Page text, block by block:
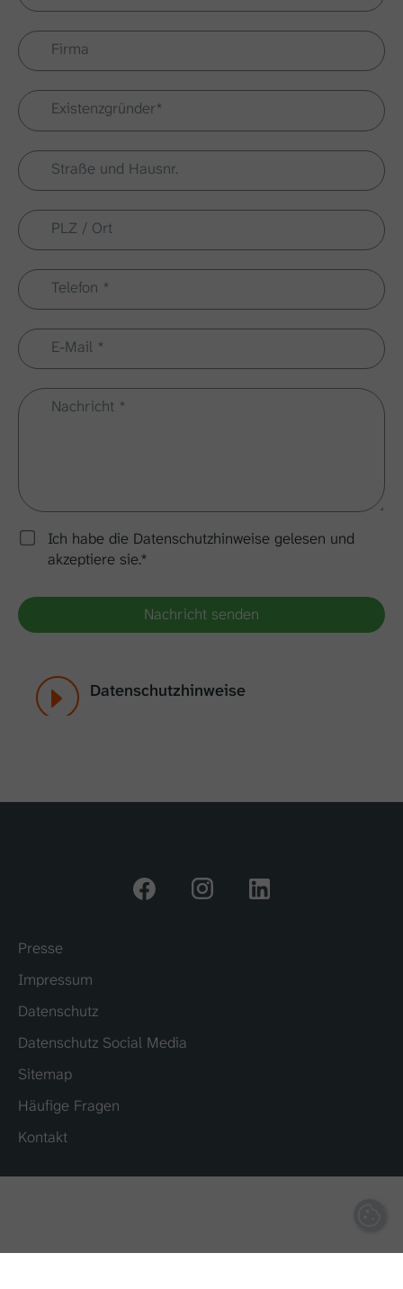
Firma
Existenzgründer*
Straße und Hausnr.
PLZ / Ort
Telefon *
E-Mail *
Nachricht *
Ich habe die Datenschutzhinweise gelesen und
akzeptiere sie.*
Nachricht senden
Datenschutzhinweise
Beantwortung deiner Nachricht sowie zur
die Durchführung einer vorvertraglichen
Maßnahme, die auf Anfrage der betroffenen
Die erhobenen Daten werden nicht zu
Dritte weitergegeben. Sie werden von uns
nur so lange gespeichert, wie es für die
gelöscht.
Hörex-Website.
Presse
Impressum
Datenschutz
Datenschutz Social Media
Sitemap
Häufige Fragen
Kontakt